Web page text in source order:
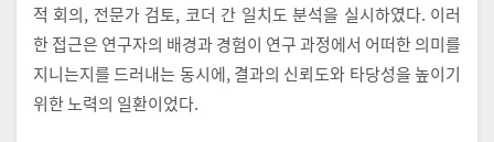
적 회의, 전문가 검토, 코더 간 일치도 분석을 실시하였다. 이러
한 접근은 연구자의 배경과 경험이 연구 과정에서 어떠한 의미를
지니는지를 드러내는 동시에, 결과의 신뢰도와 타당성을 높이기
위한 노력의 일환이었다.